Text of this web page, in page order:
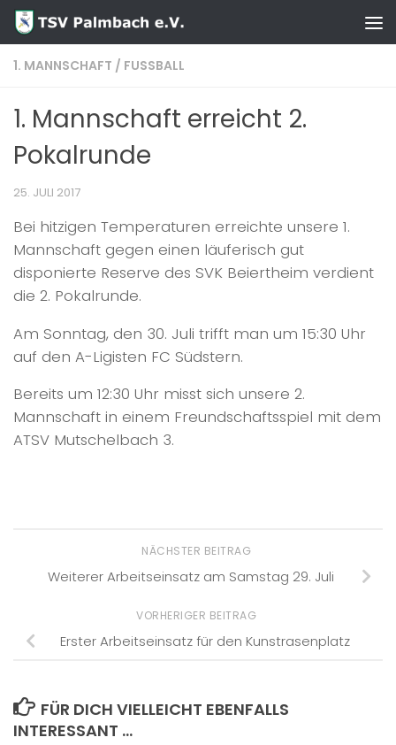
Zum Inhalt springen
1. MANNSCHAFT / FUSSBALL
1. Mannschaft erreicht 2.
Pokalrunde
25. JULI 2017
Bei hitzigen Temperaturen erreichte unsere 1.
Mannschaft gegen einen läuferisch gut
disponierte Reserve des SVK Beiertheim verdient
die 2. Pokalrunde.
Am Sonntag, den 30. Juli trifft man um 15:30 Uhr
auf den A-Ligisten FC Südstern.
Bereits um 12:30 Uhr misst sich unsere 2.
Mannschaft in einem Freundschaftsspiel mit dem
ATSV Mutschelbach 3.
NÄCHSTER BEITRAG
Weiterer Arbeitseinsatz am Samstag 29. Juli
VORHERIGER BEITRAG
Erster Arbeitseinsatz für den Kunstrasenplatz
FÜR DICH VIELLEICHT EBENFALLS
INTERESSANT …